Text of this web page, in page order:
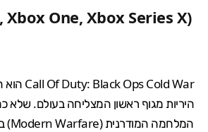
(PC, PS4, PS5, Xbox One, Xbox Series X)
Call Of Duty: Black Ops Cold War הוא
היריות מגוף ראשון המצליחה בעולם. שלא
המלחמה המודרנית (Modern Warfare
)